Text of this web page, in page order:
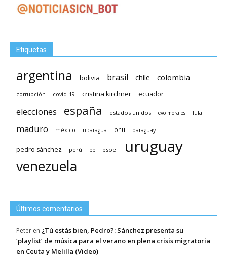
Etiquetas
argentina bolivia brasil chile colombia
corrupción covid-19 cristina kirchner ecuador
elecciones españa estados unidos evo morales lula
maduro méxico nicaragua onu paraguay
pedro sánchez perú pp psoe. uruguay
venezuela
Últimos comentarios
Peter en ¿Tú estás bien, Pedro?: Sánchez presenta su
‘playlist’ de música para el verano en plena crisis migratoria
en Ceuta y Melilla (Video)